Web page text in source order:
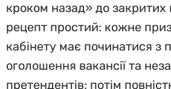
кроком назад» до закритих
рецепт простий: кожне
кабінету має починатися з
оголошення вакансії та
претендентів; потім